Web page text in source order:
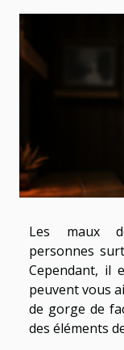
Les maux
personnes
Cependant, il
peuvent vous
de gorge de
des éléments